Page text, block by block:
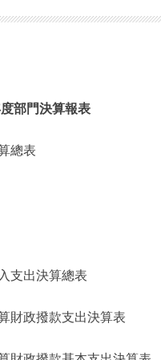
部門決算報表
總表
出決算總表
政撥款支出決算表